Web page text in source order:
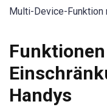
Multi-Device-
Handys